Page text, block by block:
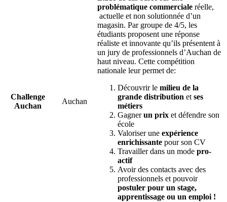
Challenge
Auchan
Auchan
problématique commerciale réelle,
actuelle et non solutionnée d’un
magasin. Par groupe de 4/5, les
étudiants proposent une réponse
réaliste et innovante qu’ils présentent à
un jury de professionnels d’Auchan de
haut niveau. Cette compétition
nationale leur permet de:
Découvrir le milieu de la
grande distribution et ses
métiers
Gagnerun prix et défendre son
école
Valoriser une expérience
enrichissante pour son CV
Travailler dans un mode pro-
actif
Avoir des contacts avec des
professionnels et pouvoir
postuler pour un stage,
apprentissage ou un emploi !